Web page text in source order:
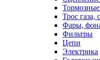
Тормозные
Трос газа,
Фары,
Фильтры
Цепи
Электрика